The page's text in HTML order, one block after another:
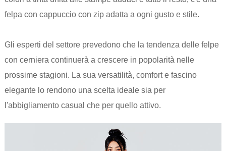
felpa con cappuccio con zip adatta a ogni gusto e stile.
Gli esperti del settore prevedono che la tendenza delle felpe
con cerniera continuerà a crescere in popolarità nelle
prossime stagioni. La sua versatilità, comfort e fascino
elegante lo rendono una scelta ideale sia per
l'abbigliamento casual che per quello attivo.